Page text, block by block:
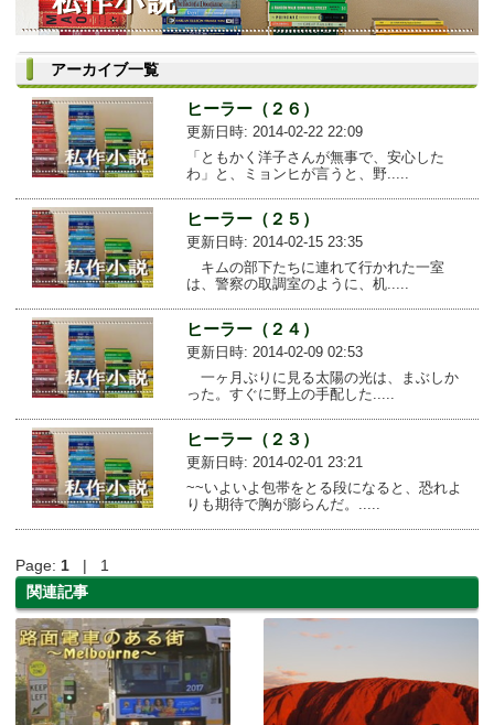
アーカイブ一覧
ヒーラー（２６）
更新日時: 2014-02-22 22:09
「ともかく洋子さんが無事で、安心した
わ」と、ミョンヒが言うと、野.....
ヒーラー（２５）
更新日時: 2014-02-15 23:35
キムの部下たちに連れて行かれた一室
は、警察の取調室のように、机.....
ヒーラー（２４）
更新日時: 2014-02-09 02:53
一ヶ月ぶりに見る太陽の光は、まぶしか
った。すぐに野上の手配した.....
ヒーラー（２３）
更新日時: 2014-02-01 23:21
~~いよいよ包帯をとる段になると、恐れよ
りも期待で胸が膨らんだ。.....
Page: 1 | 1
関連記事